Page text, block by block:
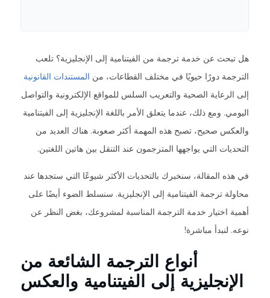
هل تبحث عن خدمة ترجمة من الفيتنامية إلى الإنجليزية؟ تلعب
الترجمة دورًا حيويًا في مختلف القطاعات، من المستندات القانونية
إلى الرعاية الصحية والتعريب السلس للمواقع الإلكترونية والتواصل
اليومي. ومع ذلك، عندما يتعلق الأمر باللغة الإنجليزية إلى الفيتنامية
والعكس صحيح، تصبح هذه المهمة أكثر صعوبة. هناك العديد من
التحديات التي يواجهها المترجمون عند التنقل بين هاتين اللغتين.
في هذه المقالة، سنخبرك بالتحديات الأكثر شيوعًا التي ستجدها عند
محاولة ترجمة الفيتنامية إلى الإنجليزية. سنسلط الضوء أيضًا على
أهمية اختيار خدمة الترجمة المناسبة لمشروعك، بغض النظر عن
نوعه. لنبدأ مباشرة!
أنواع الترجمة الشائعة من
الإنجليزية إلى الفيتنامية والعكس